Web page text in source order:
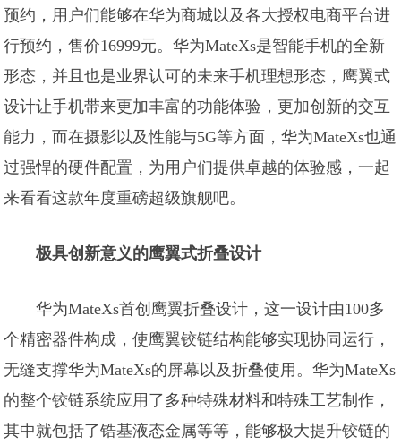
预约，用户们能够在华为商城以及各大授权电商平台进
行预约，售价16999元。华为MateXs是智能手机的全新
形态，并且也是业界认可的未来手机理想形态，鹰翼式
设计让手机带来更加丰富的功能体验，更加创新的交互
能力，而在摄影以及性能与5G等方面，华为MateXs也通
过强悍的硬件配置，为用户们提供卓越的体验感，一起
来看看这款年度重磅超级旗舰吧。
极具创新意义的鹰翼式折叠设计
华为MateXs首创鹰翼折叠设计，这一设计由100多
个精密器件构成，使鹰翼铰链结构能够实现协同运行，
无缝支撑华为MateXs的屏幕以及折叠使用。华为MateXs
的整个铰链系统应用了多种特殊材料和特殊工艺制作，
其中就包括了锆基液态金属等等，能够极大提升铰链的